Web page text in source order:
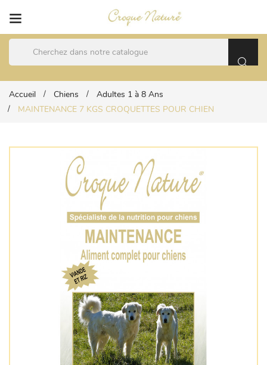
Accueil Chiens
Adultes 1 à 8 Ans
MAINTENANCE 7 KGS CROQUETTES POUR CHIEN